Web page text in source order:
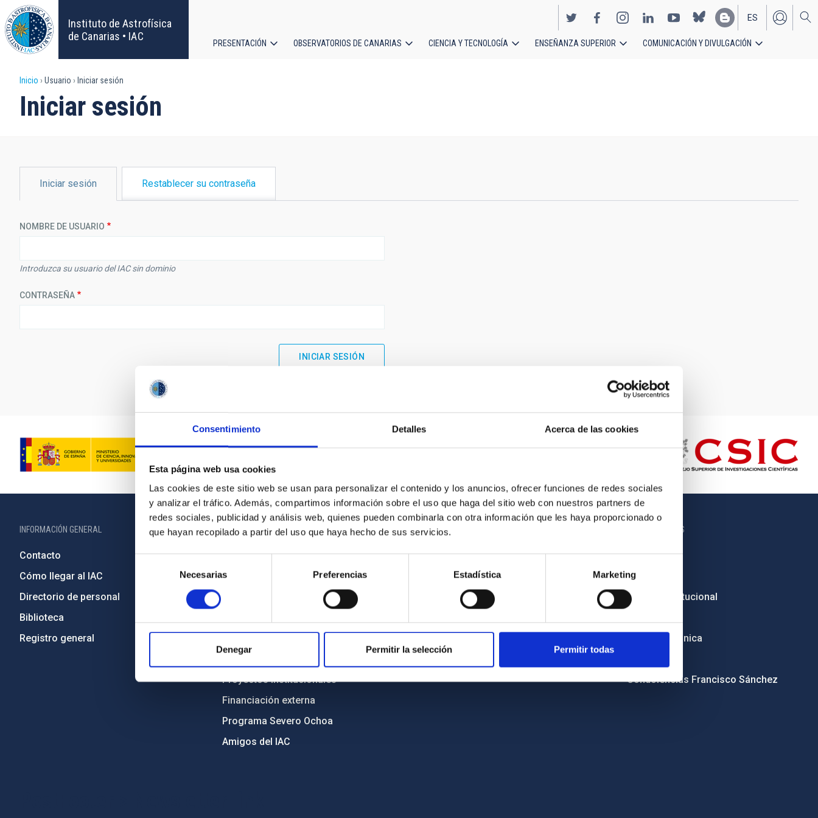
Consentimiento Detalles Acerca de las cookies
Esta página web usa cookies
Las cookies de este sitio web se usan para personalizar el contenido y los anuncios, ofrecer funciones de redes sociales
y analizar el tráfico. Además, compartimos información sobre el uso que haga del sitio web con nuestros partners de
redes sociales, publicidad y análisis web, quienes pueden combinarla con otra información que les haya proporcionado o
que hayan recopilado a partir del uso que haya hecho de sus servicios.
consentimiento
Necesarias Preferencias Estadística Marketing
Denegar Permitir la selección Permitir todas
Pasar
al
contenido
principal
Instituto de Astrofísica
de Canarias • IAC
EN
ES
PRESENTACIÓN OBSERVATORIOS DE CANARIAS CIENCIA Y TECNOLOGÍA ENSEÑANZA SUPERIOR COMUNICACIÓN Y DIVULGACIÓN
Sobrescribir
enlaces
ayuda
a
la
Inicio Usuario Iniciar sesión
Iniciar sesión
PRINCIPALES
Iniciar sesión Restablecer su contraseña
NOMBRE DE USUARIO
Introduzca su usuario del IAC sin dominio
CONTRASEÑA
INFORMACIÓN GENERAL
Contacto
Cómo llegar al IAC
Directorio de personal
Biblioteca
Registro general
INFORMACIÓN INSTITUCIONAL
Legislación
Transparencia
Código ético y política antifraude
Medio Ambiente y Sostenibilidad
Proyectos institucionales
Financiación externa
Programa Severo Ochoa
Amigos del IAC
PORTAL DEL IAC
Mapa web
Políticas de privacidad
Aviso legal
OTROS ENLACES
Empleo
Licitaciones
Imagen institucional
Sede electrónica
Condolencias Francisco Sánchez